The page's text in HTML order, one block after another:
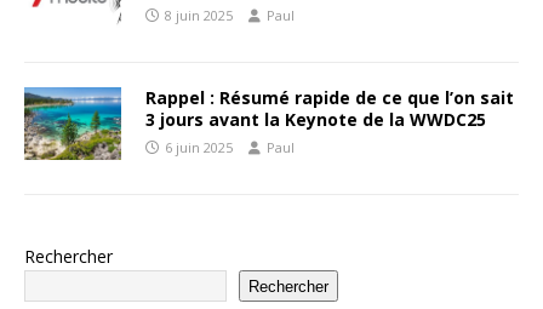
8 juin 2025 Paul
Rappel : Résumé rapide de ce que l’on sait
3 jours avant la Keynote de la WWDC25
6 juin 2025 Paul
Rechercher
Rechercher